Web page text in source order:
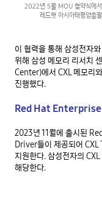
2022년 5월 MOU 협약식에
레드햇 아시아태평양
이 협력을 통해 삼성전자
위해 삼성 메모리 리서치
Center)에서 CXL 메모
진행했다.
Red Hat
2023년 11월에 출시된
Driver들이 제공되어
지원한다. 삼성전자의
해당한다.